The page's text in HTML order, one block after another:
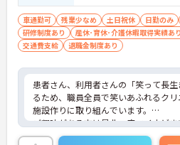
車通勤可 残業少なめ 土日祝休 日勤のみ
研修制度あり
産休･育休･介護休暇取得実績あり
交通費支給
退職金制度あり
患者さん、利用者さんの「笑って長
るため、職員全員で笑いあふれるク
施設作りに取り組んでいます。
ご興味がある方は是非一度マイナビ
せください。さらに詳細などお伝え